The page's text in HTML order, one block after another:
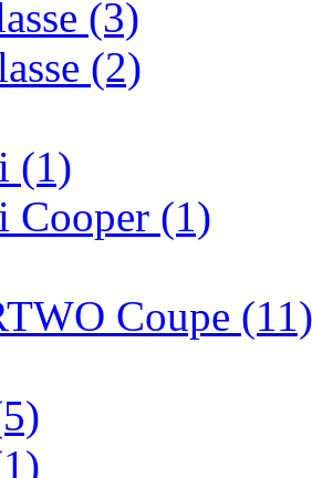
(3)
(2)
(1)
Cooper (1)
Coupe (11)